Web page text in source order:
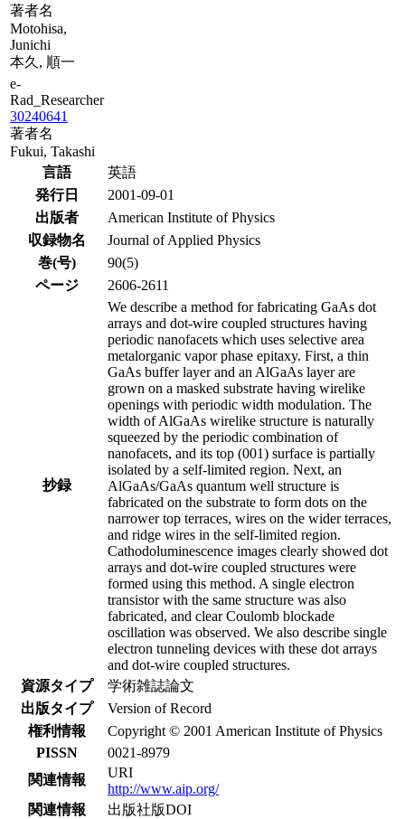
著者名
Motohisa,
Junichi
本久, 順一
e-
Rad_Researcher
30240641
著者名
Fukui, Takashi
言語
英語
発行日
2001-09-01
出版者
American Institute of Physics
収録物名
Journal of Applied Physics
巻(号)
90(5)
ページ
2606-2611
抄録
We describe a method for fabricating GaAs dot
arrays and dot-wire coupled structures having
periodic nanofacets which uses selective area
metalorganic vapor phase epitaxy. First, a thin
GaAs buffer layer and an AlGaAs layer are
grown on a masked substrate having wirelike
openings with periodic width modulation. The
width of AlGaAs wirelike structure is naturally
squeezed by the periodic combination of
nanofacets, and its top (001) surface is partially
isolated by a self-limited region. Next, an
AlGaAs/GaAs quantum well structure is
fabricated on the substrate to form dots on the
narrower top terraces, wires on the wider terraces,
and ridge wires in the self-limited region.
Cathodoluminescence images clearly showed dot
arrays and dot-wire coupled structures were
formed using this method. A single electron
transistor with the same structure was also
fabricated, and clear Coulomb blockade
oscillation was observed. We also describe single
electron tunneling devices with these dot arrays
and dot-wire coupled structures.
資源タイプ
学術雑誌論文
出版タイプ
Version of Record
権利情報
Copyright © 2001 American Institute of Physics
PISSN
0021-8979
関連情報
URI
http://www.aip.org/
関連情報
出版社版DOI